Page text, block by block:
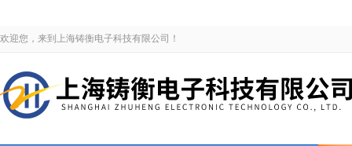
欢迎您，来到上海铸衡电子科技有限公司！